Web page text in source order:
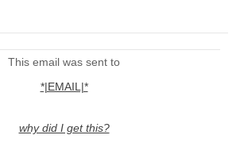
This email was sent to
*|EMAIL|*
why did I get this?